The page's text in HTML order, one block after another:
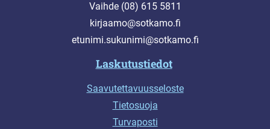
Vaihde (08) 615 5811
kirjaamo@sotkamo.fi
etunimi.sukunimi@sotkamo.fi
Laskutustiedot
Saavutettavuusseloste
Tietosuoja
Turvaposti